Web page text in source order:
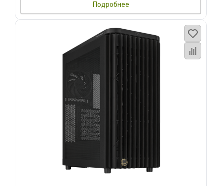
Подробнее